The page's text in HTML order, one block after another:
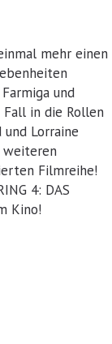
mehr einen
und
in die Rollen
Lorraine
weiteren
Filmreihe!
4: DAS
Kino!